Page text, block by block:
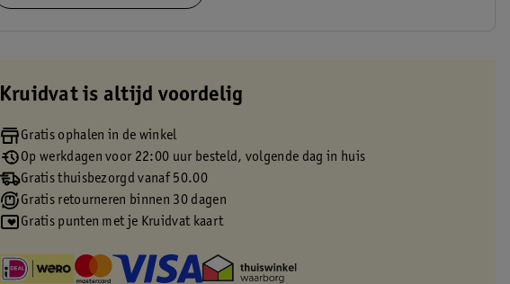
Kruidvat is altijd voordelig
Gratis ophalen in de winkel
Op werkdagen voor 22:00 uur besteld, volgende dag in huis
Gratis thuisbezorgd vanaf 50.00
Gratis retourneren binnen 30 dagen
Gratis punten met je Kruidvat kaart